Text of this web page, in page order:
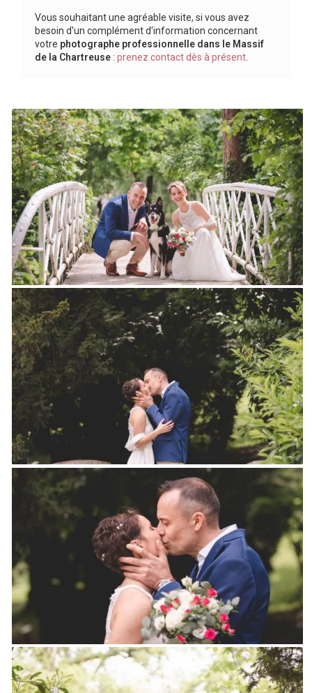
Vous souhaitant une agréable visite, si vous avez
besoin d'un complément d'information concernant
votre photographe professionnelle dans le Massif
de la Chartreuse : prenez contact dès à présent